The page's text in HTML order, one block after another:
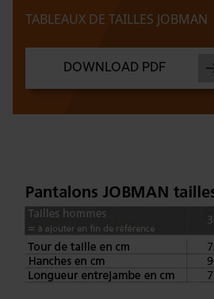
TABLEAUX DE TAILLES JOBMAN
DOWNLOAD PDF